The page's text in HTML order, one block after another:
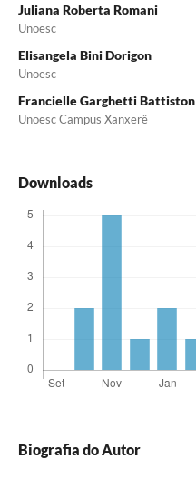
Juliana Roberta Romani
Unoesc
Elisangela Bini Dorigon
Unoesc
Francielle Garghetti Battiston
Unoesc Campus Xanxerê
Downloads
Biografia do Autor